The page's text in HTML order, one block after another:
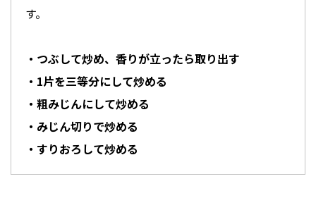
す。
・つぶして炒め、香りが立ったら取り出す
・1片を三等分にして炒める
・粗みじんにして炒める
・みじん切りで炒める
・すりおろして炒める